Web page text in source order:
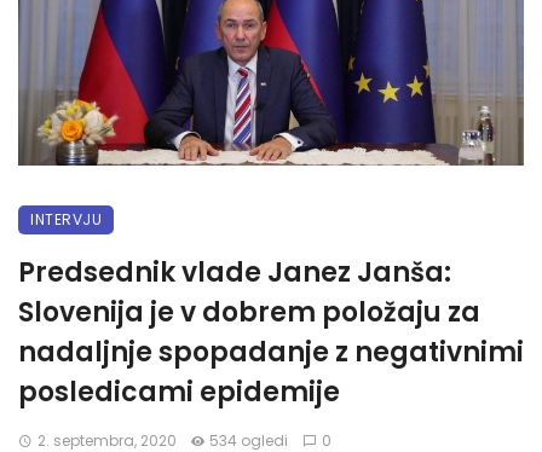
INTERVJU
Predsednik vlade Janez Janša:
Slovenija je v dobrem položaju za
nadaljnje spopadanje z negativnimi
posledicami epidemije
2. septembra, 2020 534 ogledi 0